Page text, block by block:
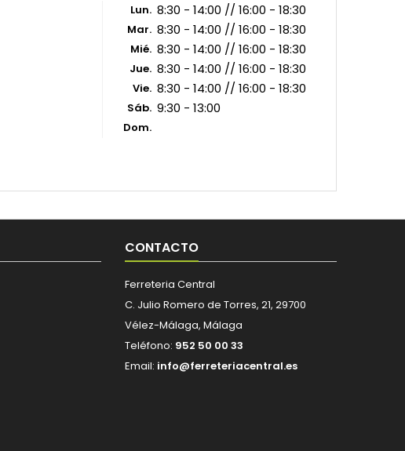
Lun. 8:30 - 14:00 // 16:00 - 18:30
Mar. 8:30 - 14:00 // 16:00 - 18:30
Mié. 8:30 - 14:00 // 16:00 - 18:30
Jue. 8:30 - 14:00 // 16:00 - 18:30
Vie. 8:30 - 14:00 // 16:00 - 18:30
Sáb. 9:30 - 13:00
Dom.
CONTACTO
Ferreteria Central
C. Julio Romero de Torres, 21, 29700
Vélez-Málaga, Málaga
Teléfono: 952 50 00 33
Email: info@ferreteriacentral.es